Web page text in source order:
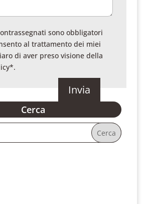
sono obbligatori
al trattamento dei miei
di aver preso visione della
*.
Cerca